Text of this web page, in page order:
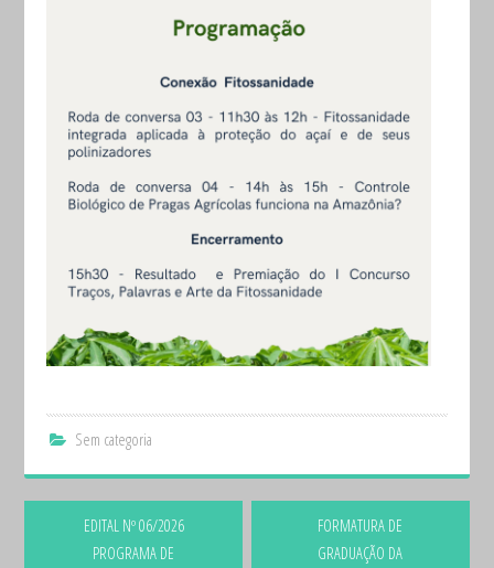
Sem categoria
EDITAL Nº 06/2026
PROGRAMA DE
FORMATURA DE
GRADUAÇÃO DA